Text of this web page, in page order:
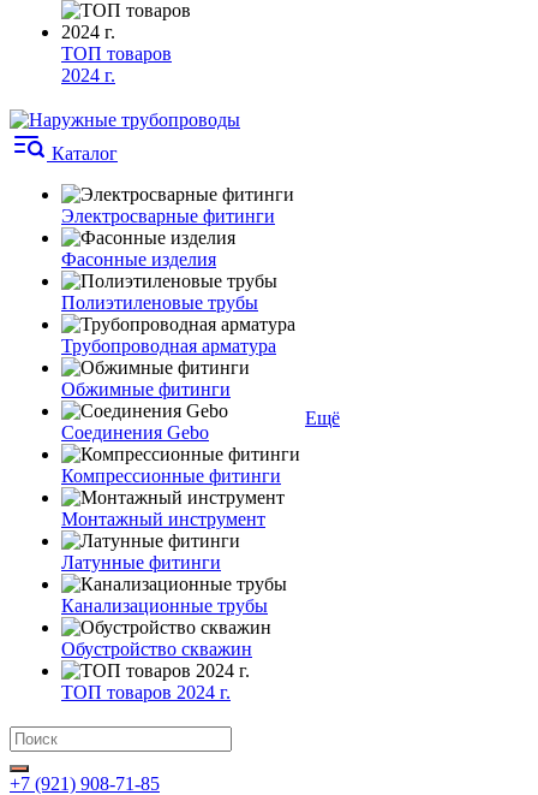
ТОП товаров
2024 г.
Каталог
Электросварные фитинги
Фасонные изделия
Полиэтиленовые трубы
Трубопроводная арматура
Обжимные фитинги
Соединения Gebo
Компрессионные фитинги
Монтажный инструмент
Латунные фитинги
Канализационные трубы
Обустройство скважин
ТОП товаров 2024 г.
Ещё
+7 (921) 908-71-85